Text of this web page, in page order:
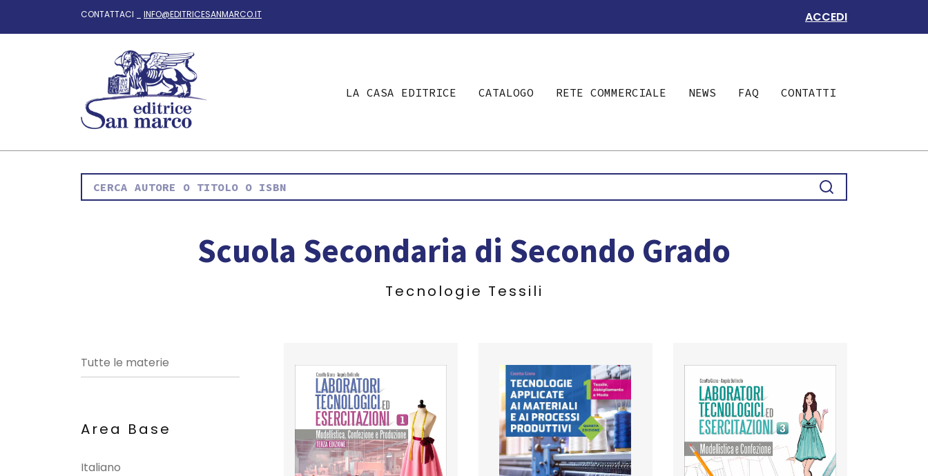
CONTATTACI _ INFO@EDITRICESANMARCO.IT ACCEDI
LA CASA EDITRICE CATALOGO RETE COMMERCIALE NEWS FAQ CONTATTI
Scuola Secondaria di Secondo Grado
Tecnologie Tessili
Tutte le materie
Area Base
Italiano